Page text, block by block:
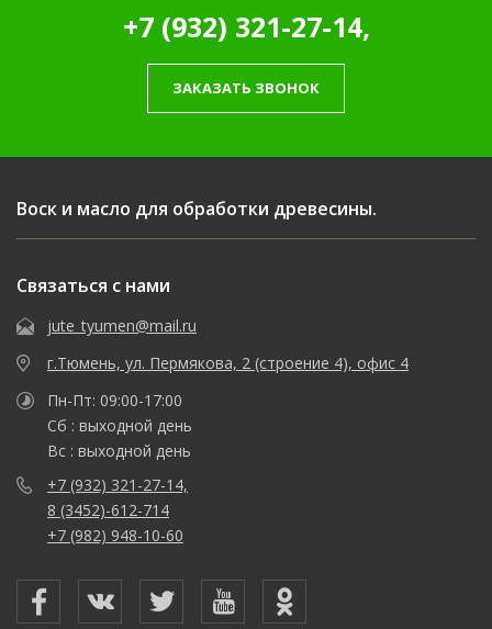
+7 (932) 321-27-14,
ЗАКАЗАТЬ ЗВОНОК
Воск и масло для обработки древесины.
Связаться с нами
jute_tyumen@mail.ru
г.Тюмень, ул. Пермякова, 2 (строение 4), офис 4
Пн-Пт: 09:00-17:00
Сб : выходной день
Вс : выходной день
+7 (932) 321-27-14,
8 (3452)-612-714
+7 (982) 948-10-60